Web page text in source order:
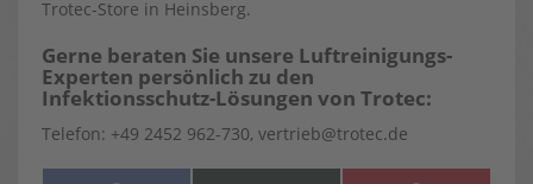
Trotec-Store in Heinsberg.
Gerne beraten Sie unsere Luftreinigungs-
Experten persönlich zu den
Infektionsschutz-Lösungen von Trotec:
Telefon: +49 2452 962-730, vertrieb@trotec.de